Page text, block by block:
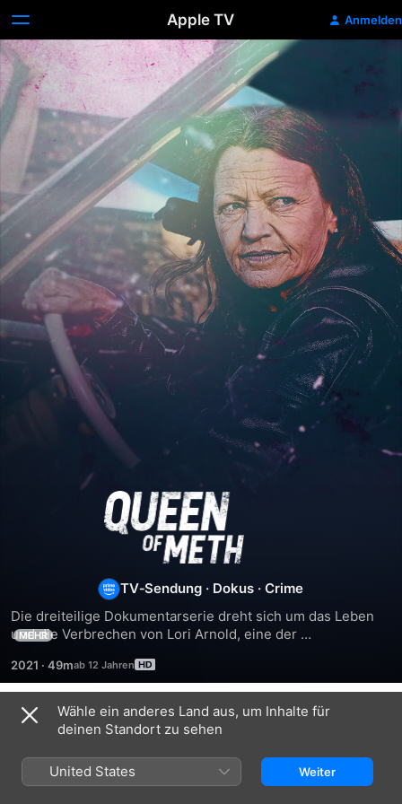
Apple TV Anmelden
Queen
Meth
TV‑Sendung · Dokus ·Crime
Die dreiteilige Dokumentarserie dreht sich um das Leben
und die Verbrechen von Lori Arnold, eine der
einstigen "Queen of Meth" von ihrem heutigen
gewöhnlichen Job zurück an den Ort des Verbrechens nach
Iowa. Lori stellt sich ihrer Vergangenheit, besucht alte
Schauplätze und trifft Freunde und Familie, darunter ihren
sie enthüllt verborgene Familiengeheimnisse und hat bei
ihrer Reise in die Vergangenheit auch spannende
MEHR
2021 · 49m
Staffel 1
Wähle ein anderes Land aus, um Inhalte für
deinen Standort zu sehen
United States Weiter